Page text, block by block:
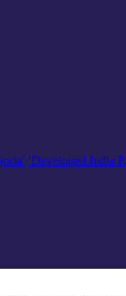
'Developed India